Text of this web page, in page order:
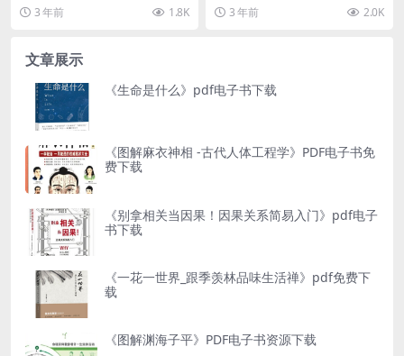
想》pdf免费下载介绍 书名：二十
世纪宗教思维...
3 年前 1.8K
电子书下载介绍 书名：宗教中的理
性 作者：乔...
3 年前 2.0K
文章展示
《生命是什么》pdf电子书下载
《图解麻衣神相 -古代人体工程学》PDF电子书免
费下载
《别拿相关当因果！因果关系简易入门》pdf电子
书下载
《一花一世界_跟季羡林品味生活禅》pdf免费下
载
《图解渊海子平》PDF电子书资源下载